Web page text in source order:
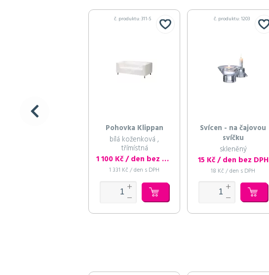
č. produktu: 311-S
Pohovka Klippan
bílá koženková ,
třímístná
1 100 Kč / den bez DPH
1 331 Kč / den s DPH
č. produktu: 1203
Svícen - na čajovou
svíčku
skleněný
15 Kč / den bez DPH
18 Kč / den s DPH